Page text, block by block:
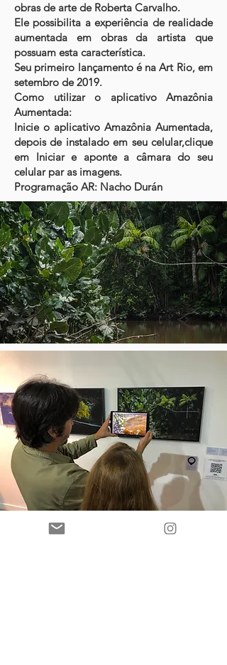
obras de arte de Roberta Carvalho.
Ele possibilita a experiência de realidade
aumentada em obras da artista que
possuam esta característica.
Seu primeiro lançamento é na Art Rio, em
setembro de 2019.
Como utilizar o aplicativo Amazônia
Aumentada:
Inicie o aplicativo Amazônia Aumentada,
depois de instalado em seu celular,clique
em Iniciar e aponte a câmara do seu
celular par as imagens.
Programação AR: Nacho Durán